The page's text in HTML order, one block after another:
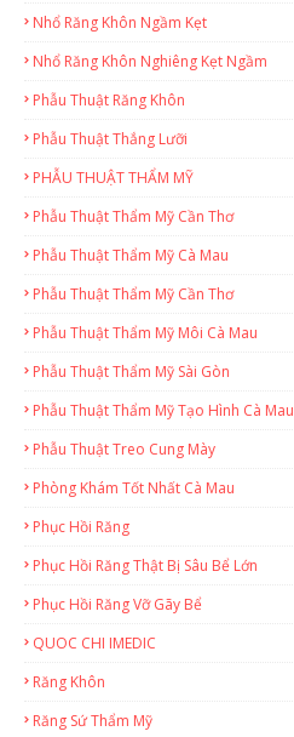
Nhổ Răng Khôn Ngầm Kẹt
Nhổ Răng Khôn Nghiêng Kẹt Ngầm
Phẫu Thuật Răng Khôn
Phẫu Thuật Thắng Lưỡi
PHẪU THUẬT THẨM MỸ
Phẫu Thuật Thẩm Mỹ Cần Thơ
Phẫu Thuật Thẩm Mỹ Cà Mau
Phẫu Thuật Thẩm Mỹ Cần Thơ
Phẫu Thuật Thẩm Mỹ Môi Cà Mau
Phẫu Thuật Thẩm Mỹ Sài Gòn
Phẫu Thuật Thẩm Mỹ Tạo Hình Cà Mau
Phẫu Thuật Treo Cung Mày
Phòng Khám Tốt Nhất Cà Mau
Phục Hồi Răng
Phục Hồi Răng Thật Bị Sâu Bể Lớn
Phục Hồi Răng Vỡ Gãy Bể
QUOC CHI IMEDIC
Răng Khôn
Răng Sứ Thẩm Mỹ